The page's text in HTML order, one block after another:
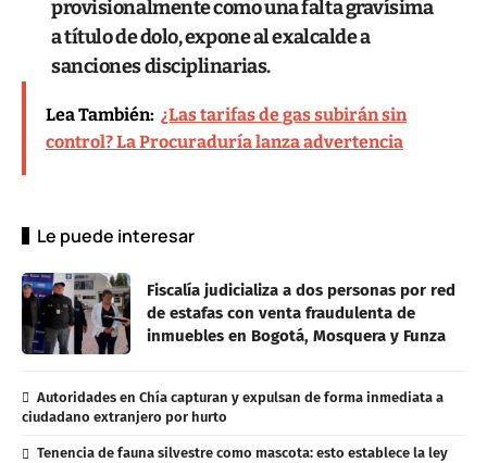
provisionalmente como una falta gravísima
a título de dolo, expone al exalcalde a
sanciones disciplinarias.
Lea También: ¿Las tarifas de gas subirán sin
control? La Procuraduría lanza advertencia
Le puede interesar
Fiscalía judicializa a dos personas por red
de estafas con venta fraudulenta de
inmuebles en Bogotá, Mosquera y Funza
Autoridades en Chía capturan y expulsan de forma inmediata a
ciudadano extranjero por hurto
Tenencia de fauna silvestre como mascota: esto establece la ley